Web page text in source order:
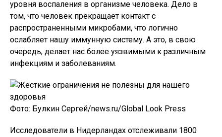
уровня воспаления в организме человека. Дело в
том, что человек прекращает контакт с
распространенными микробами, что логично
ослабляет нашу иммунную систему. А это, в свою
очередь, делает нас более уязвимыми к различным
инфекциям и заболеваниям.
Фото: Булкин Сергей/news.ru/Global Look Press
Исследователи в Нидерландах отслеживали 1800